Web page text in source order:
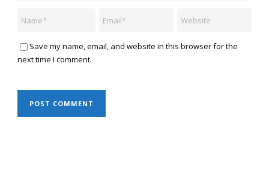
Save my name, email, and website in this browser for the
next time I comment.